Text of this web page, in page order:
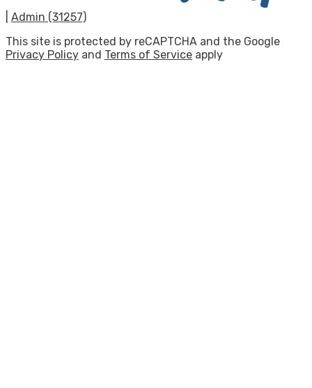
Admin (31257)
This site is protected by reCAPTCHA and the Google
Privacy Policy and Terms of Service apply